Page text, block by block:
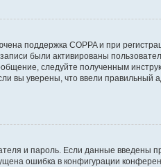
поддержка COPPA и при
были активированы
следуйте полученным
вы уверены, что ввели правильный
и пароль. Если данные введены
ошибка в конфигурации